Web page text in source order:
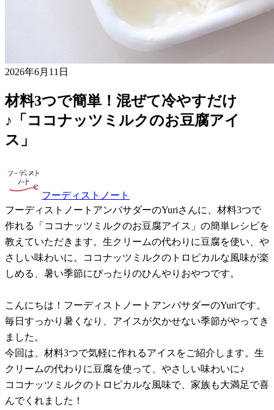
2026年6月11日
材料3つで簡単！混ぜて冷やすだけ
♪「ココナッツミルクのお豆腐アイ
ス」
フーディストノート
フーディストノートアンバサダーのYuriさんに、材料3つで
作れる「ココナッツミルクのお豆腐アイス」の簡単レシピを
教えていただきます。生クリームの代わりに豆腐を使い、や
さしい味わいに。ココナッツミルクのトロピカルな風味が楽
しめる、暑い季節にぴったりのひんやりおやつです。
こんにちは！フーディストノートアンバサダーのYuriです。
毎日すっかり暑くなり、アイスが欠かせない季節がやってき
ました。
今回は、材料3つで気軽に作れるアイスをご紹介します。生
クリームの代わりに豆腐を使って、やさしい味わいに♪
ココナッツミルクのトロピカルな風味で、家族も大満足で喜
んでくれました！